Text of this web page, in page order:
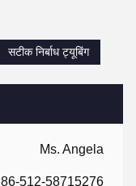
Ms. Angela
86-512-58715276
सटीक निर्बाध ट्यूबिंग